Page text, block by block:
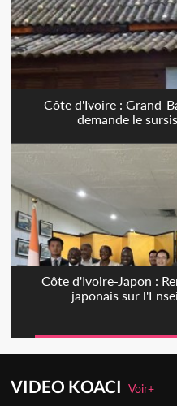
Côte d'Ivoire : Grand-
demande le
Côte d'Ivoire-Japon :
japonais sur
VIDEO KOACIVoir+